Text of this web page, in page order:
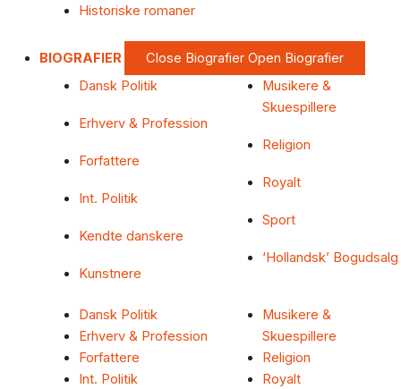
Historiske romaner
BIOGRAFIER Close Biografier Open Biografier
Dansk Politik
Erhverv & Profession
Forfattere
Int. Politik
Kendte danskere
Kunstnere
Musikere &
Skuespillere
Religion
Royalt
Sport
‘Hollandsk’ Bogudsalg
Dansk Politik
Erhverv & Profession
Forfattere
Int. Politik
Musikere &
Skuespillere
Religion
Royalt